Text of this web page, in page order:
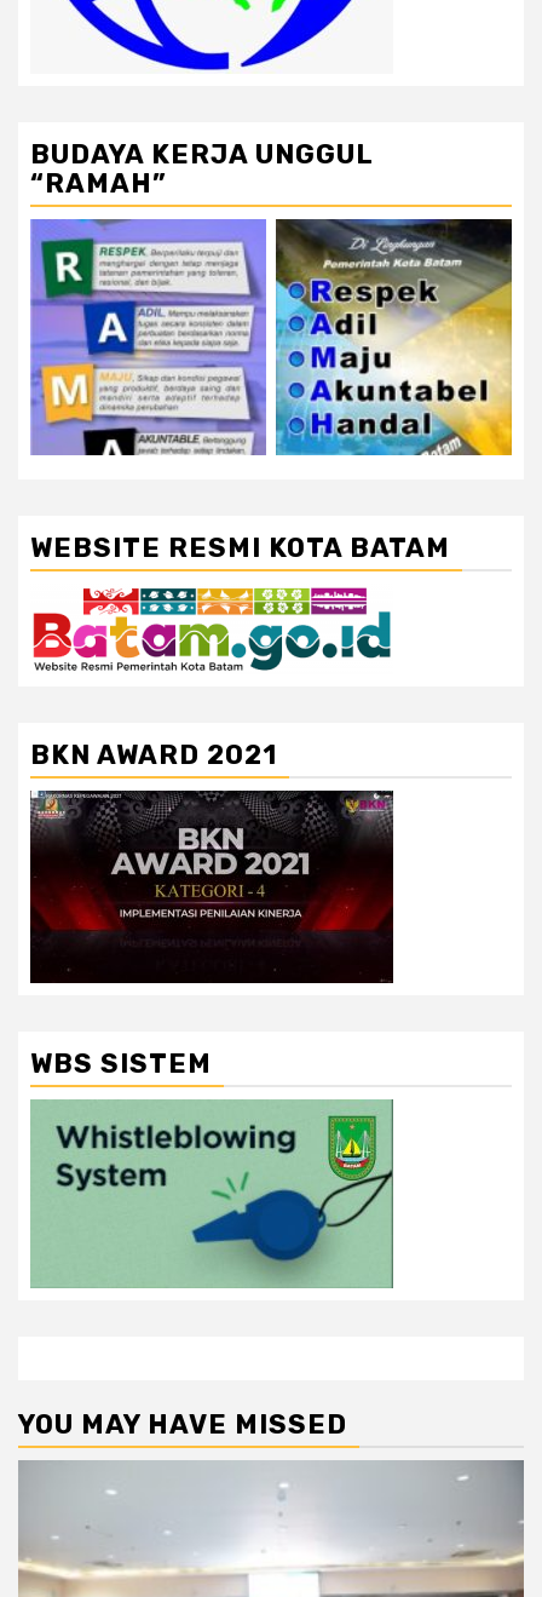
BUDAYA KERJA UNGGUL
“RAMAH”
WEBSITE RESMI KOTA BATAM
BKN AWARD 2021
WBS SISTEM
YOU MAY HAVE MISSED